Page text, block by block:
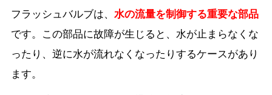
フラッシュバルブは、 水の流量を制御する重要な部品
です。この部品に故障が生じると、水が止まらなくな
ったり、逆に水が流れなくなったりするケースがあり
ます。